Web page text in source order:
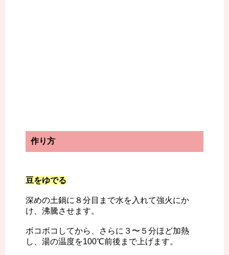
作り方
豆をゆでる
深めの土鍋に８分目まで水を入れて強火にか
け、沸騰させます。
ボコボコしてから、さらに３〜５分ほど加熱
し、湯の温度を100℃前後まで上げます。